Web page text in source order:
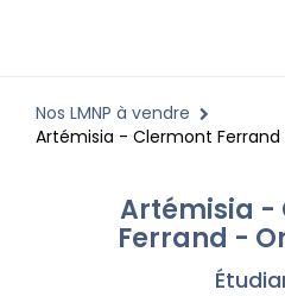
Nos LMNP à vendre
Artémisia - Clermont Ferrand
Artémisia -
Ferrand -